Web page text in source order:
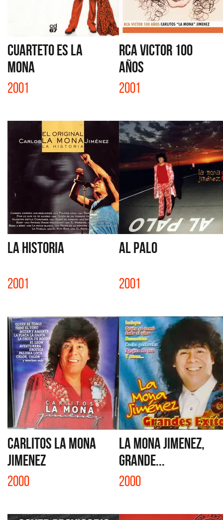
CUARTETO ES LA
MONA
2001
RCA VICTOR 100
AÑOS
2001
LA HISTORIA
2001
AL PALO
2001
CARLITOS LA MONA
JIMENEZ
2000
LA MONA JIMENEZ,
GRANDE...
2000